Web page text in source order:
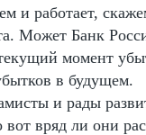
и работает,
Может Банк
момент
в будущем.
и рады
вот вряд ли они